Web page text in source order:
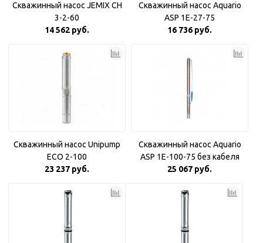
Скважинный насос JEMIX CH
3-2-60
14 562 руб.
Скважинный насос Aquario
ASP 1E-27-75
16 736 руб.
Скважинный насос Unipump
ECO 2-100
23 237 руб.
Скважинный насос Aquario
ASP 1E-100-75 без кабеля
25 067 руб.